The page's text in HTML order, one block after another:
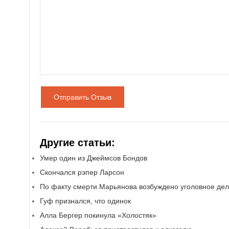
Отправить Отзыв
Другие статьи:
Умер один из Джеймсов Бондов
Скончался рэпер Ларсон
По факту смерти Марьянова возбуждено уголовное
Гуф признался, что одинок
Алла Бергер покинула «Холостяк»